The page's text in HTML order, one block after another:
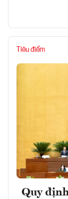
Tiêu điểm
Quy